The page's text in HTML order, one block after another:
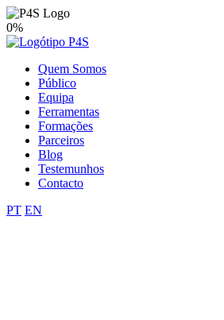
0%
Quem Somos
Público
Equipa
Ferramentas
Formações
Parceiros
Blog
Testemunhos
Contacto
PT EN